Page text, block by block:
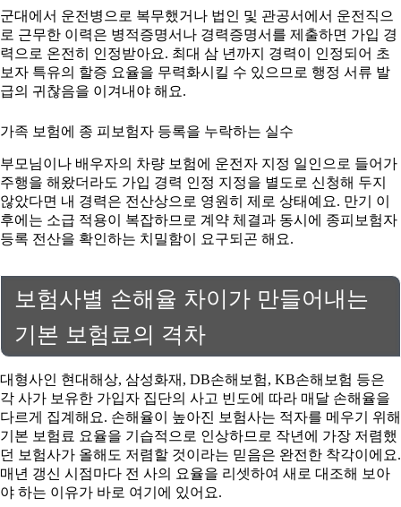
군대에서 운전병으로 복무했거나 법인 및 관공서에서 운전직으
로 근무한 이력은 병적증명서나 경력증명서를 제출하면 가입 경
력으로 온전히 인정받아요. 최대 삼 년까지 경력이 인정되어 초
보자 특유의 할증 요율을 무력화시킬 수 있으므로 행정 서류 발
급의 귀찮음을 이겨내야 해요.
가족 보험에 종 피보험자 등록을 누락하는 실수
부모님이나 배우자의 차량 보험에 운전자 지정 일인으로 들어가
주행을 해왔더라도 가입 경력 인정 지정을 별도로 신청해 두지
않았다면 내 경력은 전산상으로 영원히 제로 상태예요. 만기 이
후에는 소급 적용이 복잡하므로 계약 체결과 동시에 종피보험자
등록 전산을 확인하는 치밀함이 요구되곤 해요.
보험사별 손해율 차이가 만들어내는
기본 보험료의 격차
대형사인 현대해상, 삼성화재, DB손해보험, KB손해보험 등은
각 사가 보유한 가입자 집단의 사고 빈도에 따라 매달 손해율을
다르게 집계해요. 손해율이 높아진 보험사는 적자를 메우기 위해
기본 보험료 요율을 기습적으로 인상하므로 작년에 가장 저렴했
던 보험사가 올해도 저렴할 것이라는 믿음은 완전한 착각이에요.
매년 갱신 시점마다 전 사의 요율을 리셋하여 새로 대조해 보아
야 하는 이유가 바로 여기에 있어요.